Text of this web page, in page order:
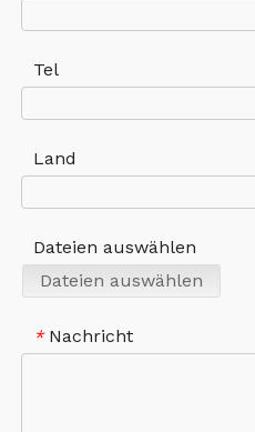
Tel
Land
Dateien auswählen
Dateien auswählen
* Nachricht